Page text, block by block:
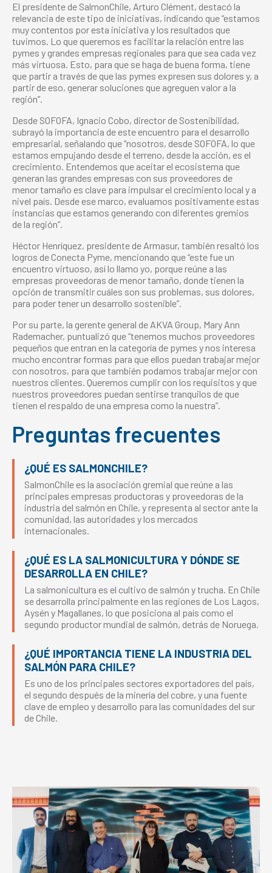
El presidente de SalmonChile, Arturo Clément, destacó la
relevancia de este tipo de iniciativas, indicando que “estamos
muy contentos por esta iniciativa y los resultados que
tuvimos. Lo que queremos es facilitar la relación entre las
pymes y grandes empresas regionales para que sea cada vez
más virtuosa. Esto, para que se haga de buena forma, tiene
que partir a través de que las pymes expresen sus dolores y, a
partir de eso, generar soluciones que agreguen valor a la
región”.
Desde SOFOFA, Ignacio Cobo, director de Sostenibilidad,
subrayó la importancia de este encuentro para el desarrollo
empresarial, señalando que “nosotros, desde SOFOFA, lo que
estamos empujando desde el terreno, desde la acción, es el
crecimiento. Entendemos que aceitar el ecosistema que
generan las grandes empresas con sus proveedores de
menor tamaño es clave para impulsar el crecimiento local y a
nivel país. Desde ese marco, evaluamos positivamente estas
instancias que estamos generando con diferentes gremios
de la región”.
Héctor Henríquez, presidente de Armasur, también resaltó los
logros de Conecta Pyme, mencionando que “este fue un
encuentro virtuoso, así lo llamo yo, porque reúne a las
empresas proveedoras de menor tamaño, donde tienen la
opción de transmitir cuáles son sus problemas, sus dolores,
para poder tener un desarrollo sostenible”.
Por su parte, la gerente general de AKVA Group, Mary Ann
Rademacher, puntualizó que “tenemos muchos proveedores
pequeños que entran en la categoría de pymes y nos interesa
mucho encontrar formas para que ellos puedan trabajar mejor
con nosotros, para que también podamos trabajar mejor con
nuestros clientes. Queremos cumplir con los requisitos y que
nuestros proveedores puedan sentirse tranquilos de que
tienen el respaldo de una empresa como la nuestra”.
Preguntas frecuentes
¿QUÉ ES SALMONCHILE?
SalmonChile es la asociación gremial que reúne a las
principales empresas productoras y proveedoras de la
industria del salmón en Chile, y representa al sector ante la
comunidad, las autoridades y los mercados
internacionales.
¿QUÉ ES LA SALMONICULTURA Y DÓNDE SE
DESARROLLA EN CHILE?
La salmonicultura es el cultivo de salmón y trucha. En Chile
se desarrolla principalmente en las regiones de Los Lagos,
Aysén y Magallanes, lo que posiciona al país como el
segundo productor mundial de salmón, detrás de Noruega.
¿QUÉ IMPORTANCIA TIENE LA INDUSTRIA DEL
SALMÓN PARA CHILE?
Es uno de los principales sectores exportadores del país,
el segundo después de la minería del cobre, y una fuente
clave de empleo y desarrollo para las comunidades del sur
de Chile.